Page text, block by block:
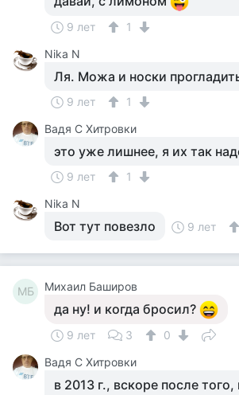
9 лет
1
Nika N
Ля. Можа и носки
9 лет
1
Вадя С Хитровки
это уже лишнее, я их так
9 лет
1
Nika N
Вот тут повезло 9 лет
МБ Михаил Баширов
да ну! и когда бросил?
9 лет 3
0
Вадя С Хитровки
в 2013 г., вскоре после